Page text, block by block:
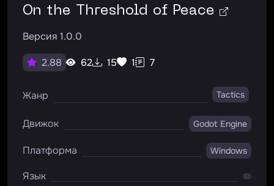
On the Threshold of Peace
Версия 1.0.0
2.88 62 15 1 7
Жанр Tactics
Движок Godot Engine
Платформа Windows
Язык